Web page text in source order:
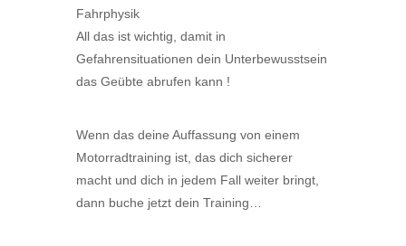
Fahrphysik
All das ist wichtig, damit in
Gefahrensituationen dein Unterbewusstsein
das Geübte abrufen kann !
Wenn das deine Auffassung von einem
Motorradtraining ist, das dich sicherer
macht und dich in jedem Fall weiter bringt,
dann buche jetzt dein Training…